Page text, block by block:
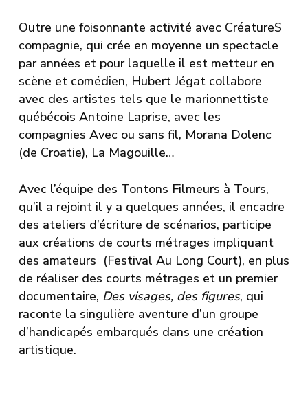
Outre une foisonnante activité avec CréatureS
compagnie, qui crée en moyenne un spectacle
par années et pour laquelle il est metteur en
scène et comédien, Hubert Jégat collabore
avec des artistes tels que le marionnettiste
québécois Antoine Laprise, avec les
compagnies Avec ou sans fil, Morana Dolenc
(de Croatie), La Magouille…
Avec l’équipe des Tontons Filmeurs à Tours,
qu’il a rejoint il y a quelques années, il encadre
des ateliers d’écriture de scénarios, participe
aux créations de courts métrages impliquant
des amateurs (Festival Au Long Court), en plus
de réaliser des courts métrages et un premier
documentaire, Des visages, des figures, qui
raconte la singulière aventure d’un groupe
d’handicapés embarqués dans une création
artistique.